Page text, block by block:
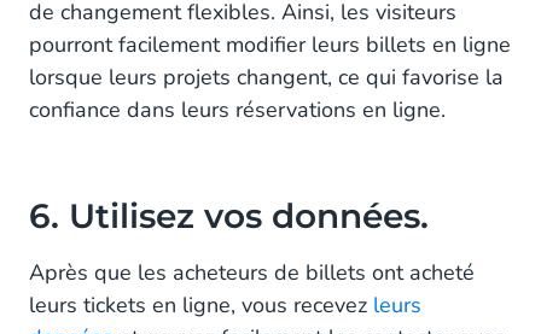
de changement flexibles. Ainsi, les visiteurs
pourront facilement modifier leurs billets en ligne
lorsque leurs projets changent, ce qui favorise la
confiance dans leurs réservations en ligne.
6. Utilisez vos données.
Après que les acheteurs de billets ont acheté
leurs tickets en ligne, vous recevez leurs